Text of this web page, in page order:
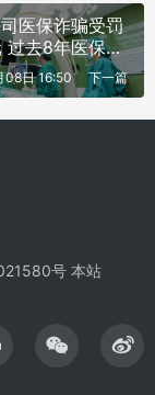
医保诈骗受罚
过去8年医保欺
亿美元
下一篇
08日 16:50
号 本站